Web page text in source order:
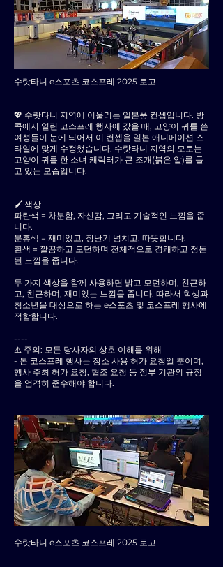
수랏타니 e스포츠 코스프레 2025 로고
💖 수랏타니 지역에 어울리는 일본풍 컨셉입니다. 방
콕에서 열린 코스프레 행사에 갔을 때, 고양이 귀를 쓴
여성들이 눈에 띄어서 이 컨셉을 일본 애니메이션 스
타일에 맞게 수정했습니다. 수랏타니 지역의 모토는
고양이 귀를 한 소녀 캐릭터가 큰 조개(붉은 알)를 들
고 있는 모습입니다.
🖌 색상
파란색 = 차분함, 자신감, 그리고 기술적인 느낌을 줍
니다.
분홍색 = 재미있고, 장난기 넘치고, 따뜻합니다.
흰색 = 깔끔하고 모던하며 전체적으로 경쾌하고 정돈
된 느낌을 줍니다.
두 가지 색상을 함께 사용하면 밝고 모던하며, 친근하
고, 친근하며, 재미있는 느낌을 줍니다. 따라서 학생과
청소년을 대상으로 하는 e스포츠 및 코스프레 행사에
적합합니다.
----
⚠️ 주의: 모든 당사자의 상호 이해를 위해
- 본 코스프레 행사는 장소 사용 허가 요청일 뿐이며,
행사 주최 허가 요청, 협조 요청 등 정부 기관의 규정
을 엄격히 준수해야 합니다.
수랏타니 e스포츠 코스프레 2025 로고